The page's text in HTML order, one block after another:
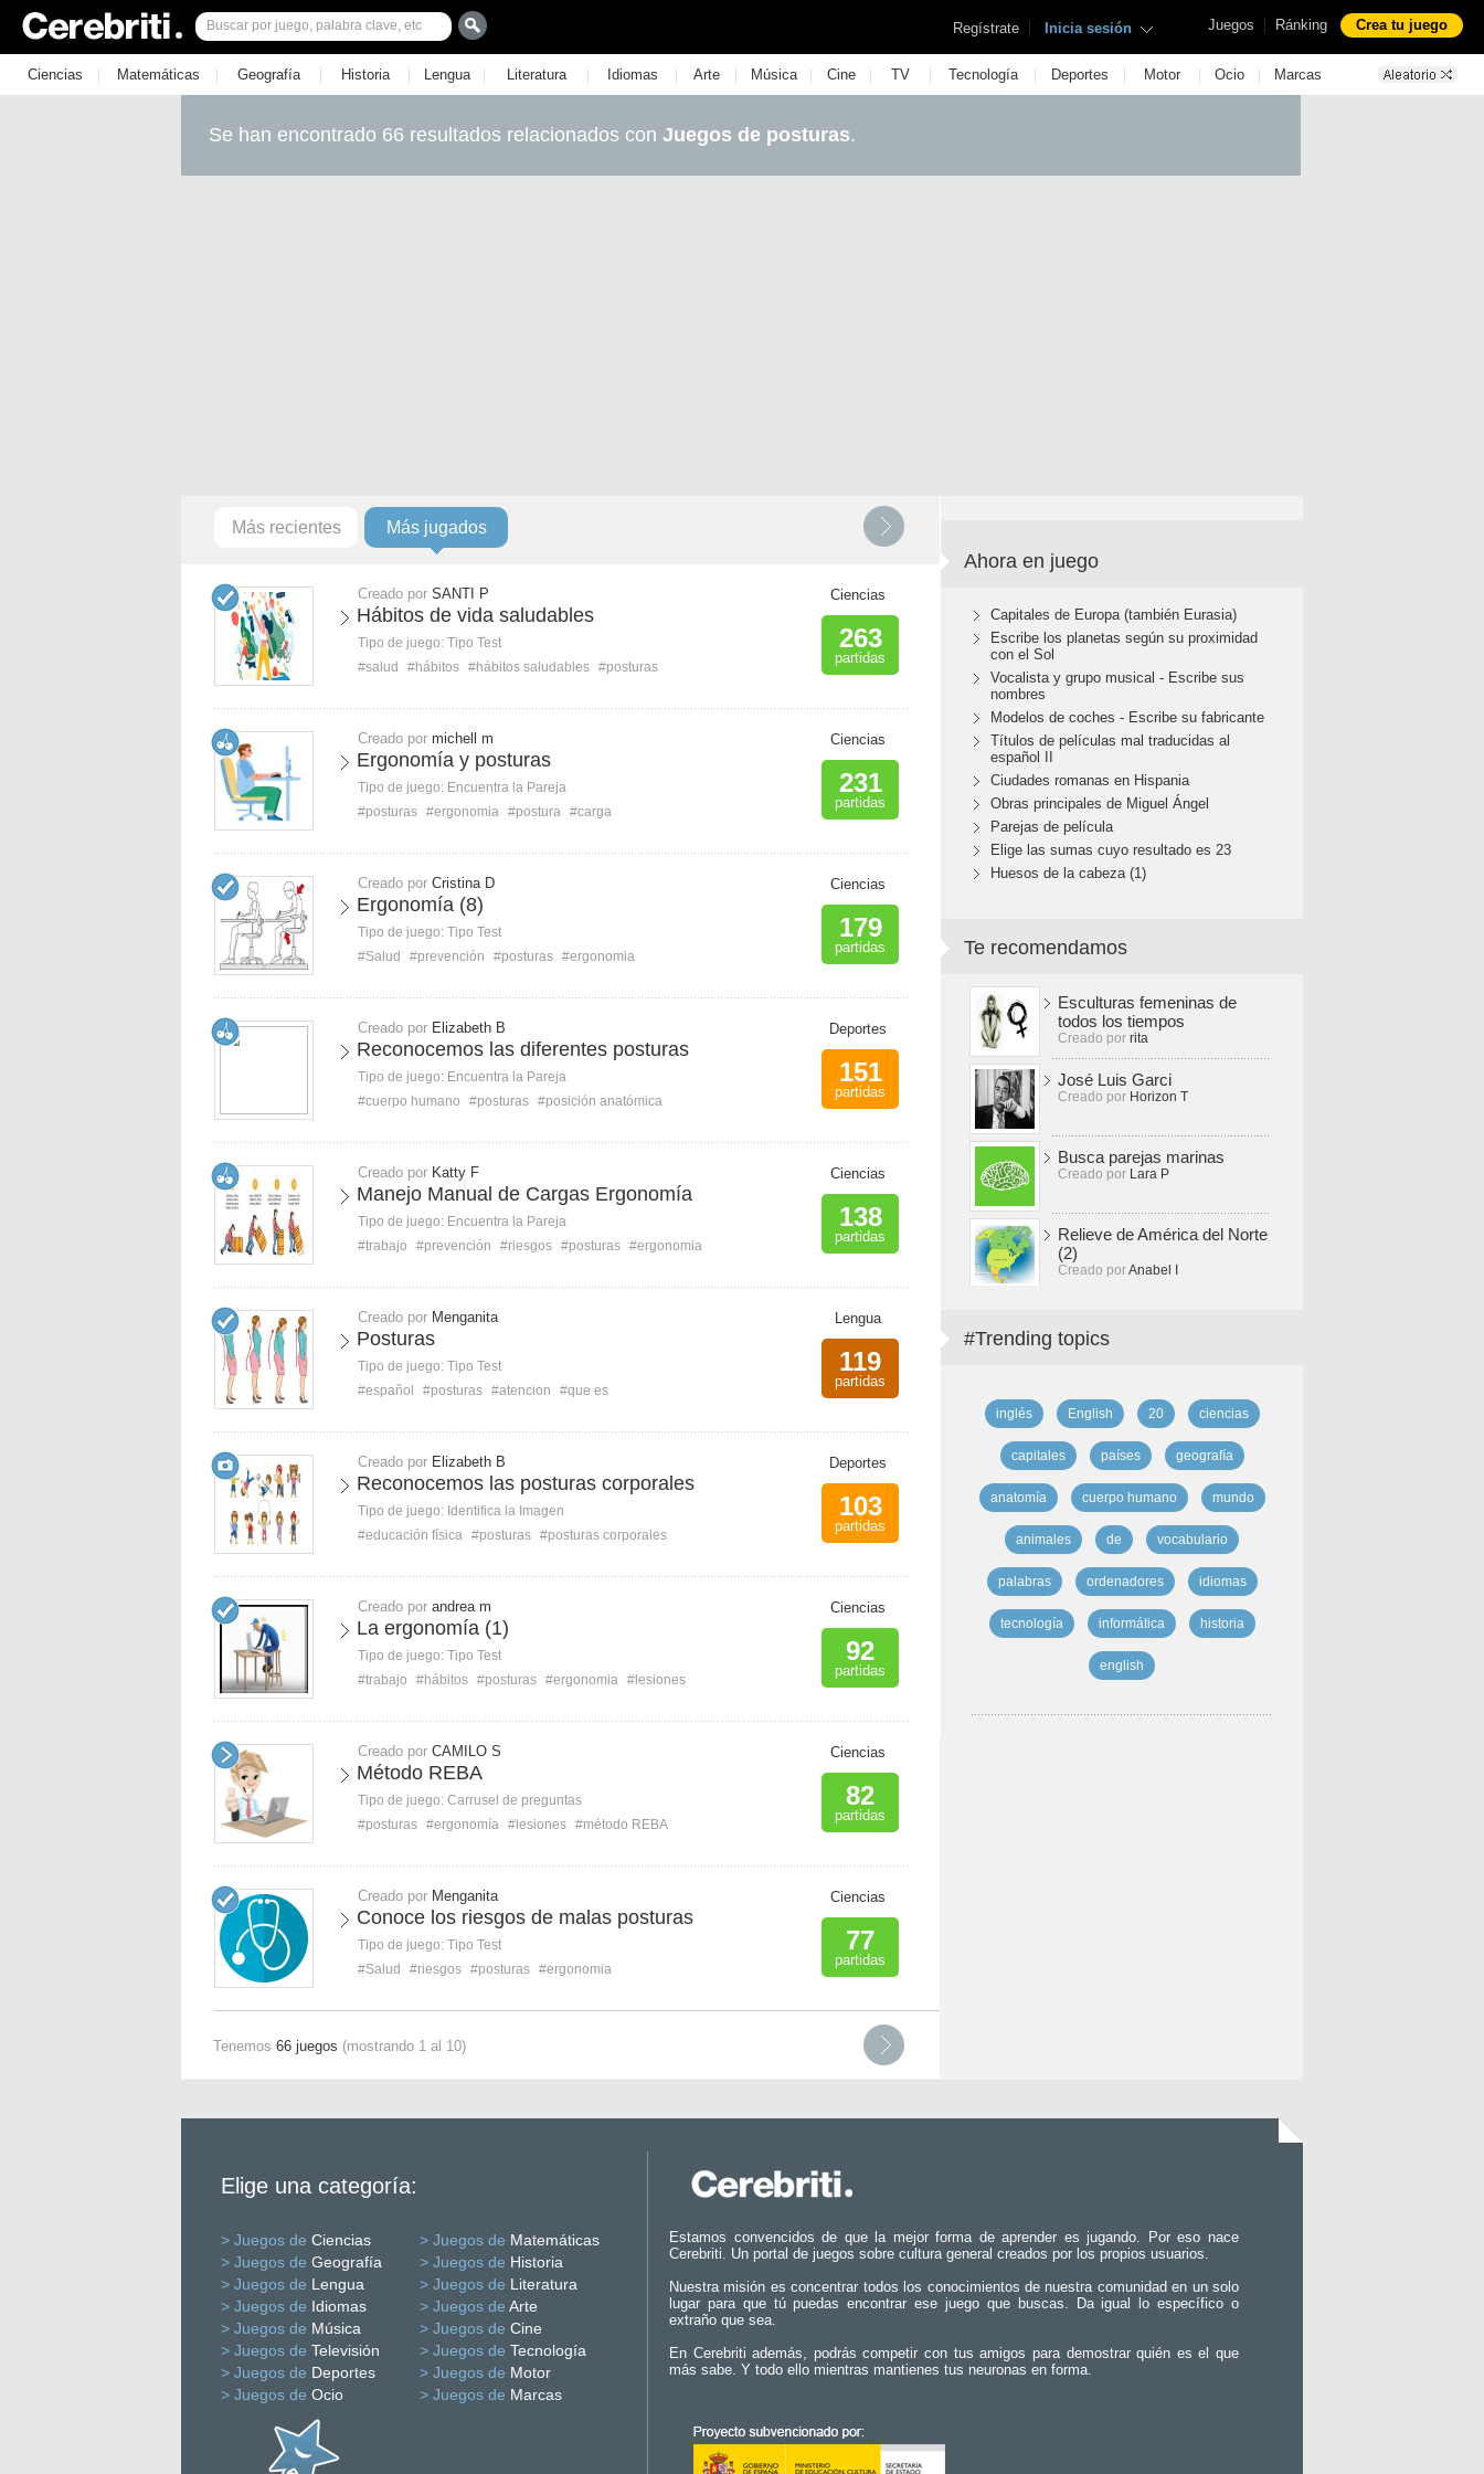
Juegos | Ránking Crea tu juego
Regístrate | Inicia sesión
Ciencias | Matemáticas | Geografía | Historia | Lengua | Literatura | Idiomas | Arte | Música | Cine | TV | Tecnología | Deportes | Motor | Ocio | Marcas
Se han encontrado 66 resultados relacionados con Juegos de posturas.
Más recientes Más jugados
Creado por SANTI P
Hábitos de vida saludables
Tipo de juego: Tipo Test
#salud
#hábitos #hábitos saludables #posturas
Ciencias
263
partidas
Creado por michell m
Ergonomía y posturas
Tipo de juego: Encuentra la Pareja
#posturas #ergonomia #postura #carga
Ciencias
231
partidas
Creado por Cristina D
Ergonomía (8)
Tipo de juego: Tipo Test
#Salud
#prevención #posturas #ergonomia
Ciencias
179
partidas
Creado por Elizabeth B
Reconocemos las diferentes posturas
Tipo de juego: Encuentra la Pareja
#cuerpo humano
#posturas #posición anatómica
Deportes
151
partidas
Creado por Katty F
Manejo Manual de Cargas Ergonomía
Tipo de juego: Encuentra la Pareja
#trabajo
#prevención #riesgos #posturas #ergonomia
Ciencias
138
partidas
Creado por Menganita
Posturas
Tipo de juego: Tipo Test
#español
#posturas #atencion #que es
Lengua
119
partidas
Creado por Elizabeth B
Reconocemos las posturas corporales
Tipo de juego: Identifica la Imagen
#educación física #posturas #posturas corporales
Deportes
103
partidas
Creado por andrea m
La ergonomía (1)
Tipo de juego: Tipo Test
#trabajo
#hábitos #posturas #ergonomia #lesiones
Ciencias
92
partidas
Creado por CAMILO S
Método REBA
Tipo de juego: Carrusel de preguntas
#posturas #ergonomía #lesiones #método REBA
Ciencias
82
partidas
Creado por Menganita
Conoce los riesgos de malas posturas
Tipo de juego: Tipo Test
#Salud
#riesgos #posturas #ergonomia
Ciencias
77
partidas
Tenemos 66 juegos (mostrando 1 al 10)
Ahora en juego
Capitales de Europa (también Eurasia)
Escribe los planetas según su proximidad
con el Sol
Vocalista y grupo musical - Escribe sus
nombres
Modelos de coches - Escribe su fabricante
Títulos de películas mal traducidas al
español II
Ciudades romanas en Hispania
Obras principales de Miguel Ángel
Parejas de película
Elige las sumas cuyo resultado es 23
Huesos de la cabeza (1)
Te recomendamos
Esculturas femeninas de
todos los tiempos
Creado por rita
José Luis Garci
Creado por Horizon T
Busca parejas marinas
Creado por Lara P
Relieve de América del Norte
(2)
Creado porAnabel I
#Trending topics
inglés English 20 ciencias
capitales países geografía
anatomía cuerpo humano mundo
animales de vocabulario
palabras ordenadores idiomas
tecnología informática historia
english
Elige una categoría:
> Juegos de Ciencias > Juegos de Matemáticas
> Juegos de Geografía > Juegos de Historia
> Juegos de Lengua > Juegos de Literatura
> Juegos de Idiomas > Juegos de Arte
> Juegos de Música > Juegos de Cine
> Juegos de Televisión > Juegos de Tecnología
> Juegos de Deportes > Juegos de Motor
> Juegos de Ocio > Juegos de Marcas
Estamos convencidos de que la mejor forma de aprender es jugando. Por eso nace
Cerebriti. Un portal de juegos sobre cultura general creados por los propios usuarios.
Nuestra misión es concentrar todos los conocimientos de nuestra comunidad en un solo
lugar para que tú puedas encontrar ese juego que buscas. Da igual lo específico o
extraño que sea.
En Cerebriti además, podrás competir con tus amigos para demostrar quién es el que
más sabe. Y todo ello mientras mantienes tus neuronas en forma.